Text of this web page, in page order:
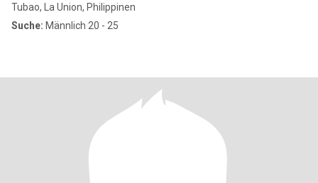
Tubao, La Union, Philippinen
Suche: Männlich 20 - 25